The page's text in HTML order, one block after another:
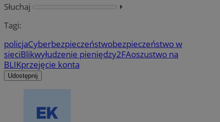
Słuchaj
⏵︎
Tagi:
policjaCyberbezpieczeństwobezpieczeństwo w
sieciBlikwyłudzenie pieniędzy2FAoszustwo na
BLIKprzejęcie konta
Udostępnij